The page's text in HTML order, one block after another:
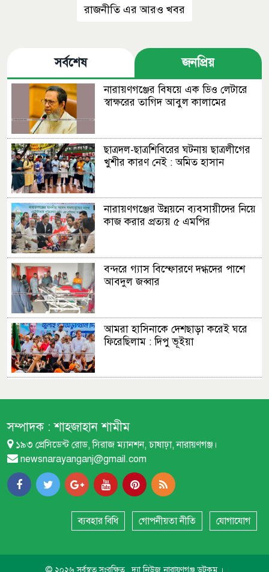
রাজনীতি এর আরও খবর
সর্বশেষ জনপ্রিয়
নারায়ণগঞ্জের বিষয়ে এক ডিও লেটারে
স্বাক্ষরের তাগিদ আবুল কালামের
ছাত্রদল-ছাত্রশিবিরের ঘটনায় ছাত্রলীগের
খুশীর কারণ নেই : অমিত হাসান
নারায়ণগঞ্জের উন্নয়নে ব্যবসায়ীদের নিয়ে
কাজ করার প্রত্যয় ৫ এমপির
বন্দরে গ্যাস বিস্ফোরণে দগ্ধদের পাশে
আবদুল জব্বার
আমরা হাসিনাকে দেশছাড়া করেই ঘরে
ফিরেছিলাম : দিপু ভূইয়া
থানা
বন্দরে বিস্ফোরণে একই পরিবারের
শিশুসহ ৩ জন দগ্ধ
বন্দরে নতুন পানির পাম্প স্থাপনের
দাবিতে বিক্ষোভ
দেশটাকে শান্তি দাও : আব্দুল আউয়াল
সম্পাদক :শাহজাহান শামীম
১৯৩ প্রেসিডেন্ট রোড, সিরাজ ম্যানশন, চাষাঢ়া, নারায়ণগঞ্জ।
newsnarayanganj@gmail.com
ব্যবহার বিধি গোপনীয়তা নীতি যোগাযোগ
© ২০২৬ সর্বস্বত্ব সংরক্ষিত , দ্যা নিউজ নারায়ণগঞ্জ ডটকম ।